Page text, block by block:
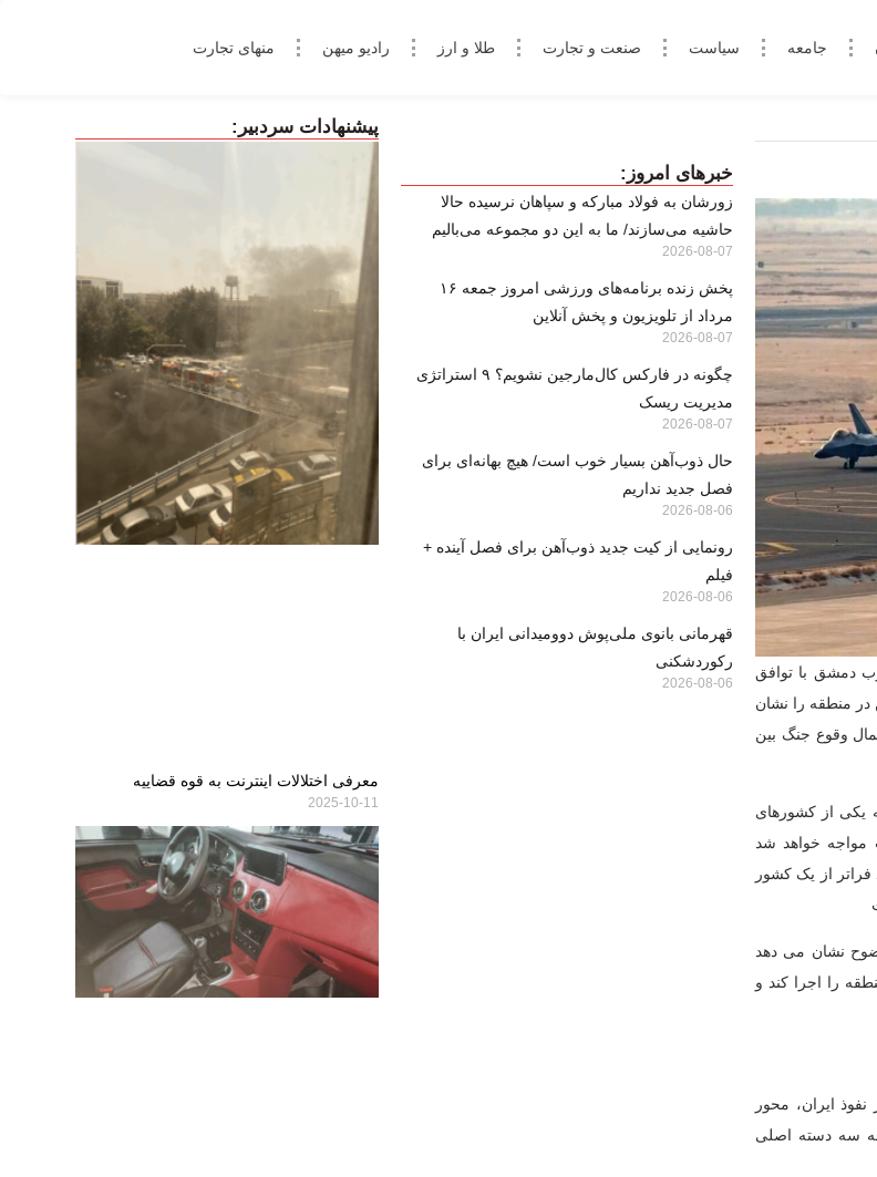
جامعه سیاست صنعت و تجارت طلا و ارز رادیو میهن منهای تجارت
دمشق با توافق
در منطقه را نشان
وقوع جنگ بین
یکی از کشورهای
مواجه خواهد شد
از یک کشور
نشان می دهد
را اجرا کند و
ایران، محور
به سه دسته اصلی
خبرهای امروز:
زورشان به فولاد مبارکه و سپاهان نرسیده حالا
حاشیه می‌سازند/ ما به این دو مجموعه می‌بالیم
2026-08-07
پخش زنده برنامه‌های ورزشی امروز جمعه ۱۶
مرداد از تلویزیون و پخش آنلاین
2026-08-07
چگونه در فارکس کال‌مارجین نشویم؟ ۹ استراتژی
مدیریت ریسک
2026-08-07
حال ذوب‌آهن بسیار خوب است/ هیچ بهانه‌ای برای
فصل جدید نداریم
2026-08-06
رونمایی از کیت جدید ذوب‌آهن برای فصل آینده +
فیلم
2026-08-06
قهرمانی بانوی ملی‌پوش دوومیدانی ایران با
رکوردشکنی
2026-08-06
پیشنهادات سردبیر:
معرفی اختلالات اینترنت به قوه قضاییه
2025-10-11